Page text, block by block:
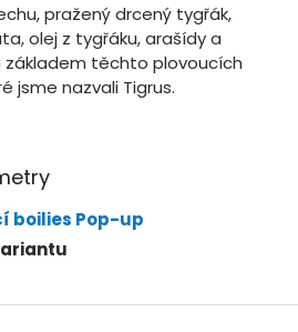
pražený drcený tygřák,
olej z tygřáku, arašídy a
základem těchto plovoucích
jsme nazvali Tigrus.
boilies Pop-up